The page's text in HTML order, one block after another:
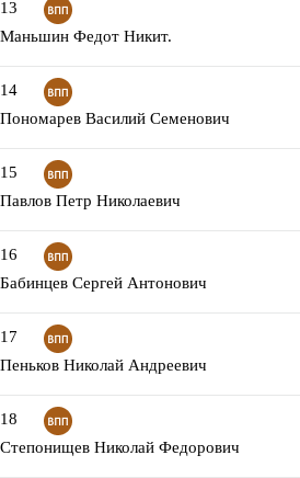
13
Маньшин Федот Никит.
14
Пономарев Василий Семенович
15
Павлов Петр Николаевич
16
Бабинцев Сергей Антонович
17
Пеньков Николай Андреевич
18
Степонищев Николай Федорович